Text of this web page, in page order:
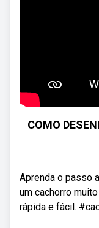
COMO
Aprenda o passo
um cachorro
rápida e fácil.